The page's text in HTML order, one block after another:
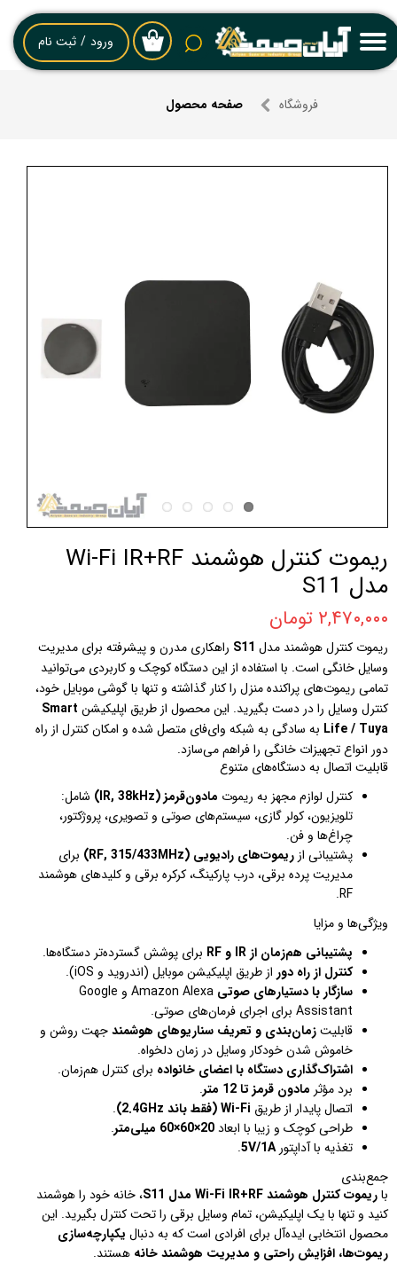
۰ ورود / ثبت نام
حساب کاربری من
خروج از حساب کاربری
فروشگاه صفحه محصول
ریموت کنترل هوشمند Wi-Fi IR+RF
مدل S11
۲,۴۷۰,۰۰۰ تومان
ریموت کنترل هوشمند مدل S11 راهکاری مدرن و پیشرفته برای مدیریت
وسایل خانگی است. با استفاده از این دستگاه کوچک و کاربردی می‌توانید
تمامی ریموت‌های پراکنده منزل را کنار گذاشته و تنها با گوشی موبایل خود،
کنترل وسایل را در دست بگیرید. این محصول از طریق اپلیکیشن Smart
Life / Tuya به سادگی به شبکه وای‌فای متصل شده و امکان کنترل از راه
دور انواع تجهیزات خانگی را فراهم می‌سازد.
قابلیت اتصال به دستگاه‌های متنوع
کنترل لوازم مجهز به ریموت مادون‌قرمز (IR, 38kHz)
شامل:
تلویزیون، کولر گازی، سیستم‌های صوتی و تصویری، پروژکتور،
چراغ‌ها و فن.
پشتیبانی از ریموت‌های رادیویی (RF, 315/433MHz)
برای
مدیریت پرده برقی، درب پارکینگ، کرکره برقی و کلیدهای هوشمند
RF.
ویژگی‌ها و مزایا
پشتیبانی هم‌زمان از IR و RF
برای پوشش گسترده‌تر دستگاه‌ها.
کنترل از راه دور از طریق اپلیکیشن موبایل (اندروید و iOS).
سازگار با دستیارهای صوتی
Amazon Alexa و Google
Assistant برای اجرای فرمان‌های صوتی.
قابلیتزمان‌بندی و تعریف سناریوهای هوشمندجهت روشن و
خاموش شدن خودکار وسایل در زمان دلخواه.
اشتراک‌گذاری دستگاه با اعضای خانواده برای کنترل هم‌زمان.
برد مؤثر مادون قرمز تا 12 متر
.
اتصال پایدار از طریق Wi-Fi (فقط باند 2.4GHz)
.
طراحی کوچک و زیبا با ابعاد20×60×60 میلی‌متر
.
تغذیه با آداپتور5V/1A
.
جمع‌بندی
باریموت کنترل هوشمند Wi-Fi IR+RF مدل S11
، خانه خود را هوشمند
کنید و تنها با یک اپلیکیشن، تمام وسایل برقی را تحت کنترل بگیرید. این
محصول انتخابی ایده‌آل برای افرادی است که به دنبال یکپارچه‌سازی
ریموت‌ها، افزایش راحتی و مدیریت هوشمند خانه هستند.